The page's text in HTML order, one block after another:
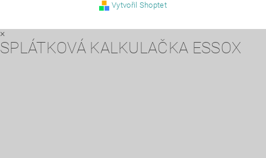
Vytvořil Shoptet
×
SPLÁTKOVÁ KALKULAČKA ESSOX